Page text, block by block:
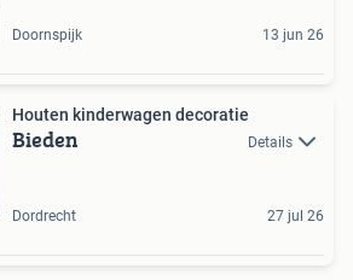
Doornspijk 13 jun 26
Houten kinderwagen decoratie
Bieden Details
Dordrecht 27 jul 26